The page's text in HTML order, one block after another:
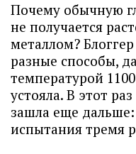
Почему обычную
не получается
металлом?
разные способы,
температурой
устояла. В этот
зашла еще
испытания тремя